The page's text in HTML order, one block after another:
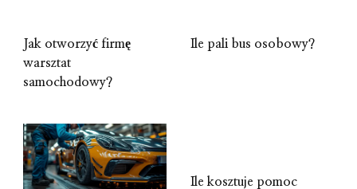
Jak otworzyć firmę
warsztat
samochodowy?
Ile pali bus osobowy?
Ile kosztuje pomoc